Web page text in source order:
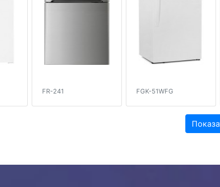
FR-241 FGK-51WFG